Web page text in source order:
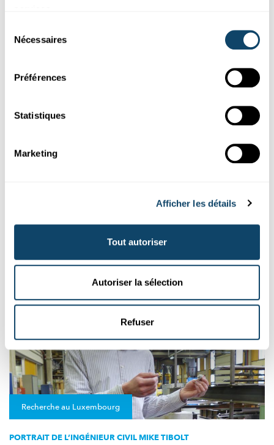
Nécessaires
Préférences
Statistiques
Marketing
Afficher les détails
Tout autoriser
Autoriser la sélection
Refuser
l’industrie automobile.L’entrepriseinvestit dans la recherch...
Recherche au Luxembourg
PORTRAIT DE L’INGÉNIEUR CIVIL MIKE TIBOLT